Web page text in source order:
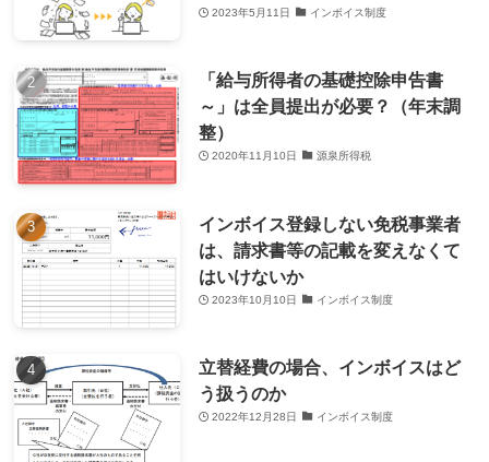
2023年5月11日 インボイス制度
「給与所得者の基礎控除申告書
～」は全員提出が必要？（年末調
整）
2020年11月10日 源泉所得税
インボイス登録しない免税事業者
は、請求書等の記載を変えなくて
はいけないか
2023年10月10日 インボイス制度
立替経費の場合、インボイスはど
う扱うのか
2022年12月28日 インボイス制度